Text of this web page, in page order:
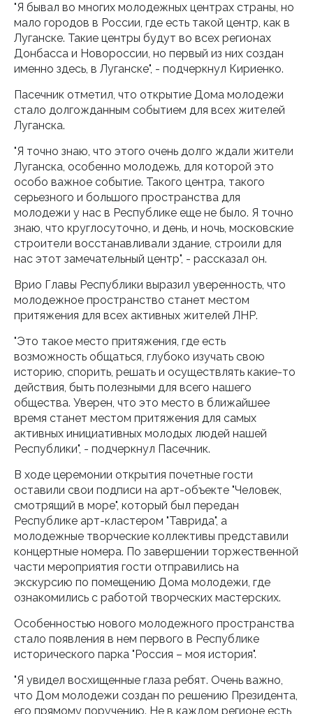
"Я бывал во многих молодежных центрах страны, но
мало городов в России, где есть такой центр, как в
Луганске. Такие центры будут во всех регионах
Донбасса и Новороссии, но первый из них создан
именно здесь, в Луганске", - подчеркнул Кириенко.
Пасечник отметил, что открытие Дома молодежи
стало долгожданным событием для всех жителей
Луганска.
"Я точно знаю, что этого очень долго ждали жители
Луганска, особенно молодежь, для которой это
особо важное событие. Такого центра, такого
серьезного и большого пространства для
молодежи у нас в Республике еще не было. Я точно
знаю, что круглосуточно, и день, и ночь, московские
строители восстанавливали здание, строили для
нас этот замечательный центр", - рассказал он.
Врио Главы Республики выразил уверенность, что
молодежное пространство станет местом
притяжения для всех активных жителей ЛНР.
"Это такое место притяжения, где есть
возможность общаться, глубоко изучать свою
историю, спорить, решать и осуществлять какие-то
действия, быть полезными для всего нашего
общества. Уверен, что это место в ближайшее
время станет местом притяжения для самых
активных инициативных молодых людей нашей
Республики", - подчеркнул Пасечник.
В ходе церемонии открытия почетные гости
оставили свои подписи на арт-объекте "Человек,
смотрящий в море", который был передан
Республике арт-кластером "Таврида", а
молодежные творческие коллективы представили
концертные номера. По завершении торжественной
части мероприятия гости отправились на
экскурсию по помещению Дома молодежи, где
ознакомились с работой творческих мастерских.
Особенностью нового молодежного пространства
стало появления в нем первого в Республике
исторического парка "Россия – моя история".
"Я увидел восхищенные глаза ребят. Очень важно,
что Дом молодежи создан по решению Президента,
его прямому поручению. Не в каждом регионе есть